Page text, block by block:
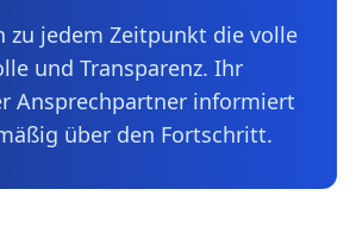
zu jedem Zeitpunkt die volle
und Transparenz. Ihr
Ansprechpartner informiert
über den Fortschritt.